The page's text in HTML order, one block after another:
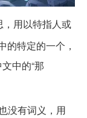
，用以特指人或
的特定的一个，
中的“那
没有词义，用